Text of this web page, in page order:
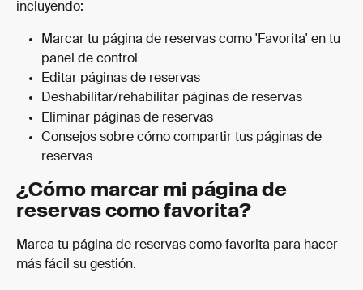
incluyendo:
Marcar tu página de reservas como 'Favorita' en tu
panel de control
Editar páginas de reservas
Deshabilitar/rehabilitar páginas de reservas
Eliminar páginas de reservas
Consejos sobre cómo compartir tus páginas de
reservas
¿Cómo marcar mi página de
reservas como favorita?
Marca tu página de reservas como favorita para hacer
más fácil su gestión.